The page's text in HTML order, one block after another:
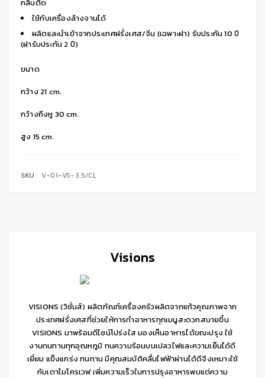
Visions
VISIONS (วิชั่นส์) ผลิตภัณฑ์เครื่องครัวผลิตจากแก้วคุณภาพจาก
ประเทศฝรั่งเศสที่ช่วยให้การทำอาหารทุกเมนูสะดวกสบายขึ้น
VISIONS มาพร้อมดีไซน์โปร่งใส มองเห็นอาหารได้ขณะปรุง ใช้
งานทนทานทุกอุณหภูมิ ทนความร้อนบนเปลวไฟและความเย็นได้ดี
เยี่ยม แข็งแกร่ง ทนทาน มีคุณสมบัติคลื่นไฟฟ้าผ่านได้ดีจึงเหมาะใช้
กับเตาไมโครเวฟ เพิ่มความเร็วในการปรุงอาหารพบแต่ความ
กลิ่นติด
ใช้กับเครื่องล้างจานได้
ผลิตและนำเข้าจากประเทศฝรั่งเศส/จีน (เฉพาะฝา) รับประกัน 10 ปี
(ฝารับประกัน 2 ปี)
ขนาด
กว้าง 21 cm.
กว้างถึงหู 30 cm.
สูง 15 cm.
SKU V-01-VS-3.5/CL